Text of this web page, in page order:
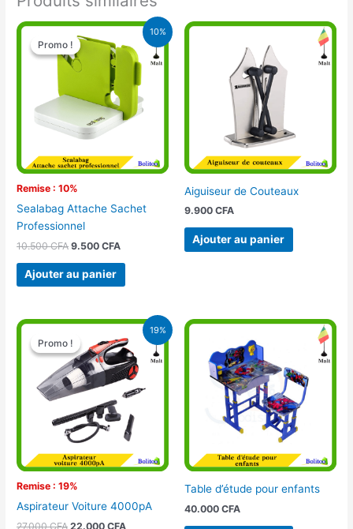
10%
Promo !
Remise : 10%
Promo !
Sealabag Attache Sachet
Professionnel
10.500CFA
Le
prix
initial
était :
9.500CFA
Le
actuel
est :
9.500 CFA.
Ajouter au panier
Aiguiseur de Couteaux
9.900 CFA
Ajouter au panier
19%
Promo !
Remise : 19%
Promo !
Aspirateur Voiture 4000pA
27.000CFA
Le
prix
initial
était :
27.000 CFA.
22.000CFA
Le
prix
actuel
est :
22.000 CFA.
Table d’étude pour enfants
40.000 CFA